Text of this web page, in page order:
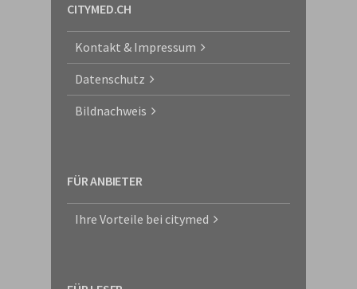
CITYMED.CH
Kontakt & Impressum
Datenschutz
Bildnachweis
FÜR ANBIETER
Ihre Vorteile bei citymed